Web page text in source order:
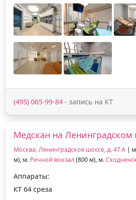
(495) 065-99-84 - запись на КТ
Медскан на Ленинградском
Москва, Ленинградское шоссе, д. 47 А |
м), м. Речной вокзал(800 м), м.
Аппараты:
КТ 64 среза